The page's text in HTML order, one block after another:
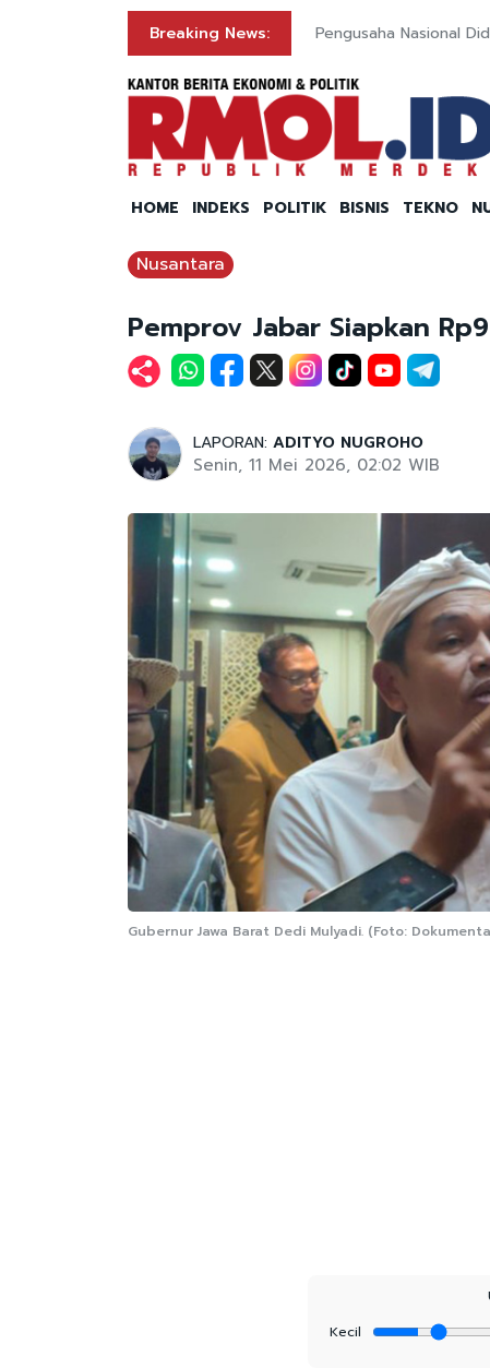
Breaking News: Pengusaha Nasional
HOME INDEKS POLITIK BISNIS TEKNO
Nusantara
Pemprov Jabar Siapkan
LAPORAN: ADITYO NUGROHO
Senin, 11 Mei 2026, 02:02 WIB
Gubernur Jawa Barat Dedi Mulyadi. (Foto:
Kecil